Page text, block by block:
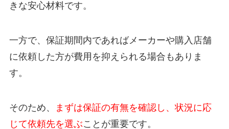
きな安心材料です。
一方で、保証期間内であればメーカーや購入店舗
に依頼した方が費用を抑えられる場合もありま
す。
そのため、
まずは保証の有無を確認し、状況に応
じて依頼先を選ぶことが重要です。